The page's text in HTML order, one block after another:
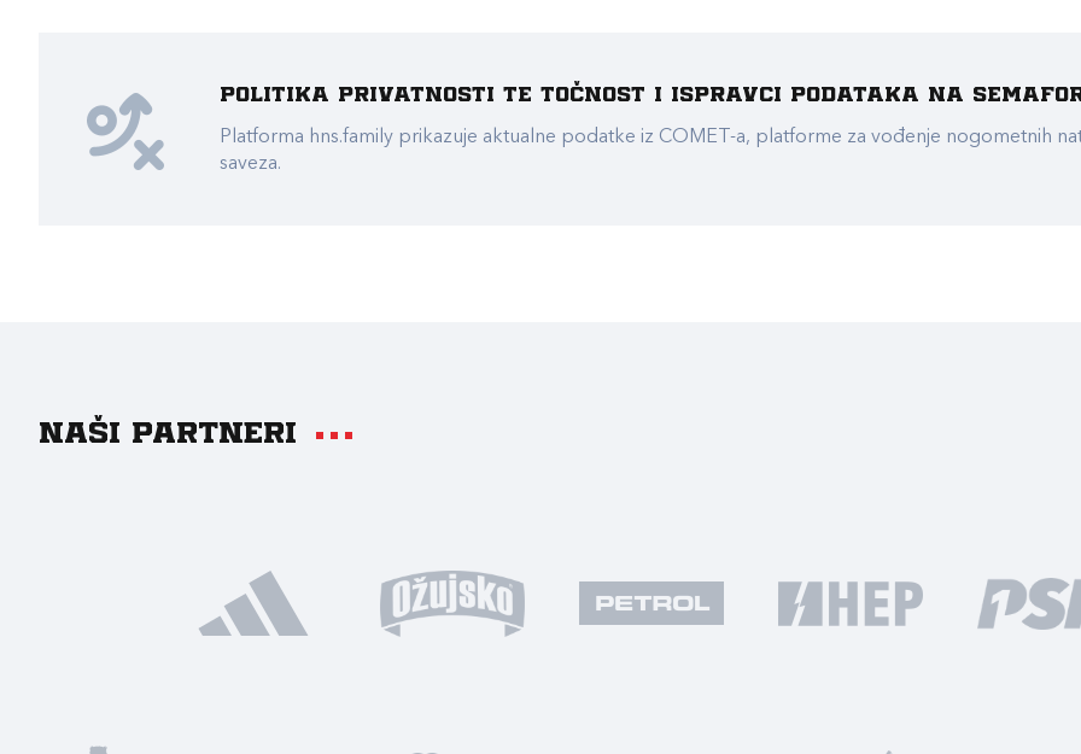
Politika privatnosti te točnost i ispravci podataka na
Platforma hns.family prikazuje aktualne podatke iz COMET-a, platforme za vođenje nogometnih
saveza.
Naši partneri